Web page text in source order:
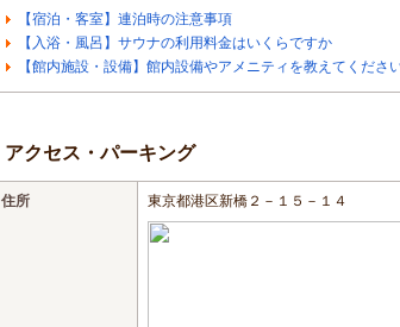
【宿泊・客室】連泊時の注意事項
【入浴・風呂】サウナの利用料金はいくらですか
【館内施設・設備】館内設備やアメニティを教えてくださ
アクセス・パーキング
住所 東京都港区新橋２－１５－１４